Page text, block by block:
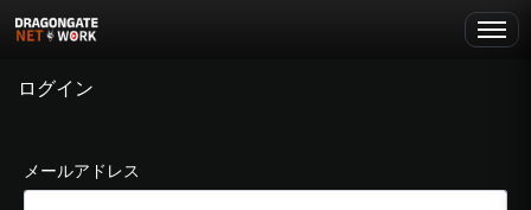
ログイン
メールアドレス